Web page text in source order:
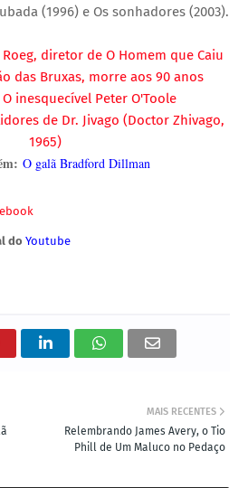
(1996) e Os sonhadores (2003).
diretor de O Homem que Caiu
das Bruxas, morre aos 90 anos
O inesquecível Peter O'Toole
de Dr. Jivago (Doctor Zhivago,
1965)
O galã Bradford Dillman
do Youtube
MAIS RECENTES
Relembrando James Avery, o Tio
Phill de Um Maluco no Pedaço